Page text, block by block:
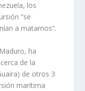
los
“se
a matarnos”.
ha
de la
de otros 3
marítima